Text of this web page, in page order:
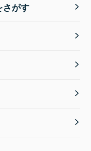
さがす